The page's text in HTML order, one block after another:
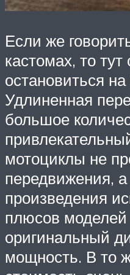
Если же
кастомах, то тут
остановиться
Удлиненная
большое
мотоциклы не
передвижения,
произведения
плюсов
оригинальный
мощность. В то